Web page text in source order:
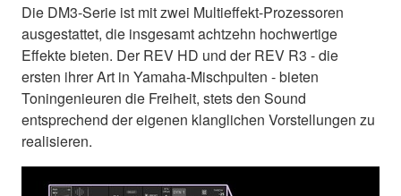
Die DM3-Serie ist mit zwei Multieffekt-Prozessoren
ausgestattet, die insgesamt achtzehn hochwertige
Effekte bieten. Der REV HD und der REV R3 - die
ersten ihrer Art in Yamaha-Mischpulten - bieten
Toningenieuren die Freiheit, stets den Sound
entsprechend der eigenen klanglichen Vorstellungen zu
realisieren.